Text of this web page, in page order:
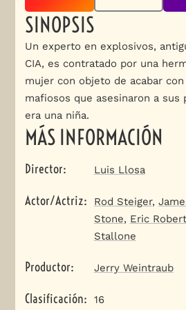
SINOPSIS
Un experto en explosivos,
CIA, es contratado por una
mujer con objeto de acabar
mafiosos que asesinaron a sus
era una niña.
MÁS INFORMACIÓN
Director: Luis Llosa
Actor/Actriz: Rod Steiger,
Stone, Eric
Stallone
Productor: Jerry Weintraub
Clasificación: 16